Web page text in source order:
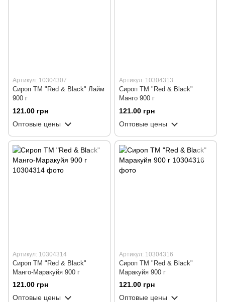
Артикул: 10304307
Сироп ТМ "Red & Black" Лайм
900 г
121.00 грн
Оптовые цены
Артикул: 10304313
Сироп ТМ "Red & Black"
Манго 900 г
121.00 грн
Оптовые цены
Артикул: 10304314
Сироп ТМ "Red & Black"
Манго-Маракуйя 900 г
121.00 грн
Оптовые цены
Артикул: 10304316
Сироп ТМ "Red & Black"
Маракуйя 900 г
121.00 грн
Оптовые цены